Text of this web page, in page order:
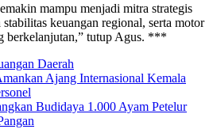
mampu menjadi mitra strategis
keuangan regional, serta motor
berkelanjutan,” tutup Agus. ***
Daerah
Ajang Internasional Kemala
Budidaya 1.000 Ayam Petelur